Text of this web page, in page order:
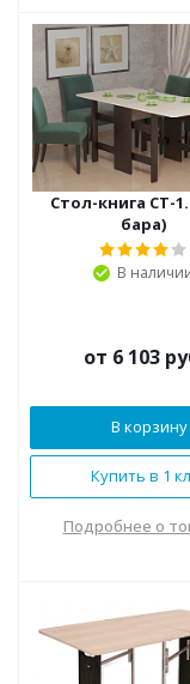
Стол-книга СТ-
бара)
В
от 6 103
В корзину
Купить в 1
Подробнее о